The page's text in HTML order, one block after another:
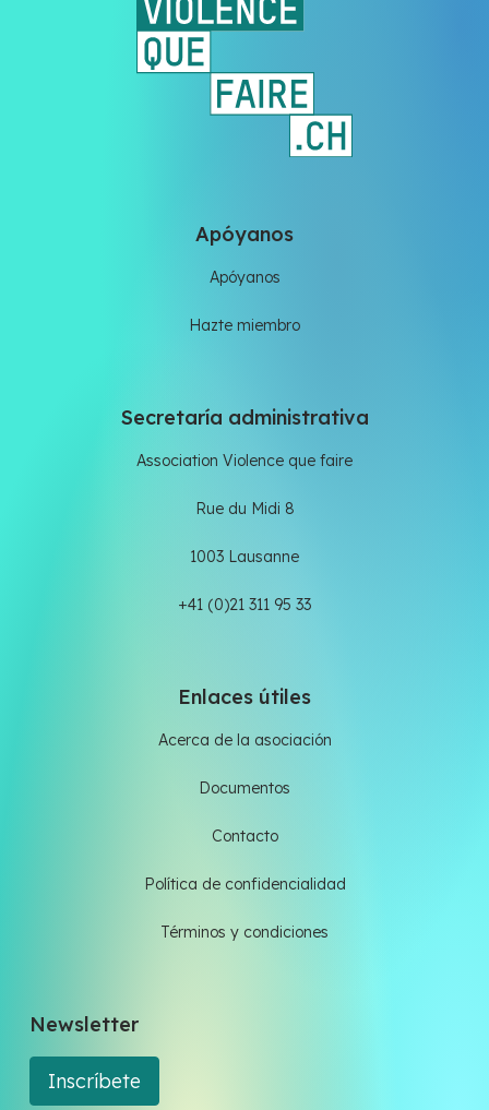
Apóyanos
Apóyanos
Hazte miembro
Secretaría administrativa
Association Violence que faire
Rue du Midi 8
1003 Lausanne
+41 (0)21 311 95 33
Enlaces útiles
Acerca de la asociación
Documentos
Contacto
Política de confidencialidad
Términos y condiciones
Newsletter
Inscríbete